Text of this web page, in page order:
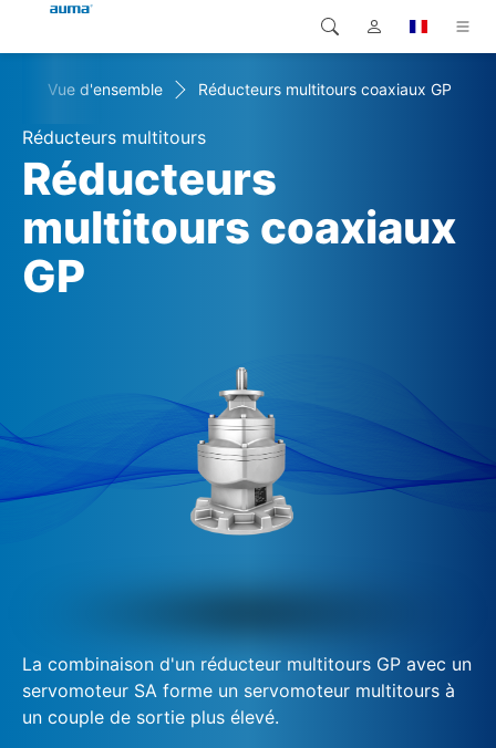
Produits
Solutions
Téléchargements
SAV support
Global
Europe
Asie et Océanie
Amérique du Nord
Recherche
Vue d'ensemble Réducteurs multitours coaxiaux GP
Réducteurs multitours
Réducteurs
multitours coaxiaux
GP
La combinaison d'un réducteur multitours GP avec un
servomoteur SA forme un servomoteur multitours à
un couple de sortie plus élevé.